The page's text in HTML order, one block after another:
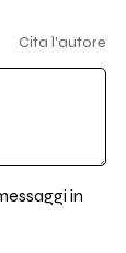
Cita l'autore
in